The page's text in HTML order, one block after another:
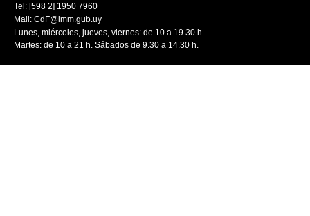
Tel: [598 2] 1950 7960
Mail: CdF@imm.gub.uy
Lunes, miércoles, jueves, viernes: de 10 a 19.30 h.
Martes: de 10 a 21 h. Sábados de 9.30 a 14.30 h.